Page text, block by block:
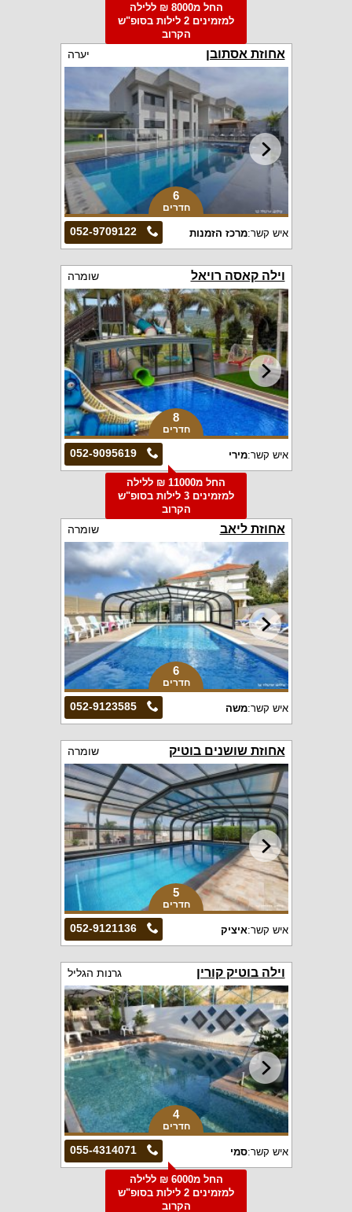
החל מ8000 ₪ ללילה
למזמינים 2 לילות בסופ"ש
הקרוב
אחוזת אסתובן יערה
6
חדרים
052-9709122 איש קשר:מרכז הזמנות
וילה קאסה רויאל שומרה
8
חדרים
052-9095619 איש קשר:מירי
החל מ11000 ₪ ללילה
למזמינים 3 לילות בסופ"ש
הקרוב
אחוזת ליאב שומרה
6
חדרים
052-9123585 איש קשר:משה
אחוזת שושנים בוטיק שומרה
5
חדרים
052-9121136 איש קשר:איציק
וילה בוטיק קורין גרנות הגליל
4
חדרים
055-4314071 איש קשר:סמי
החל מ6000 ₪ ללילה
למזמינים 2 לילות בסופ"ש
הקרוב